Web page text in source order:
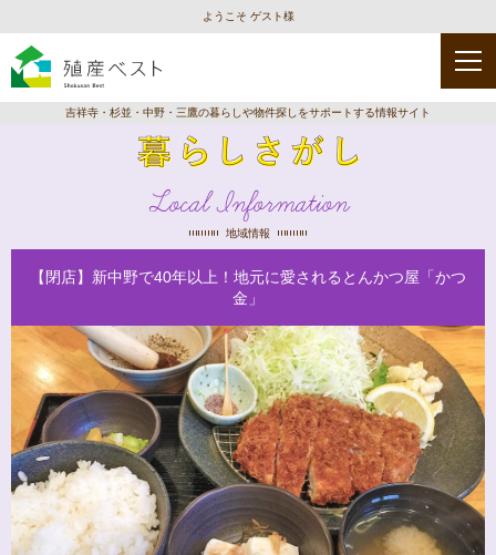
ようこそ ゲスト様
吉祥寺・杉並・中野・三鷹の暮らしや物件探しをサポートする情報サイト
Local Information
地域情報
【閉店】新中野で40年以上！地元に愛されるとんかつ屋「かつ
金」